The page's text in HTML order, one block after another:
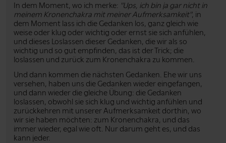
In dem Moment, wo ich merke: "Ups, ich bin ja gar nicht in
meinem Kronenchakra mit meiner Aufmerksamkeit", in
dem Moment lass ich die Gedanken los, ganz gleich wie
weise oder klug oder wichtig oder ernst sie sich anfühlen,
und dieses Loslassen dieser Gedanken, die wir als so
wichtig und so gut empfinden, das ist der Trick; die
loslassen und zurück zum Kronenchakra zu kommen.
Und dann kommen die nächsten Gedanken. Ehe wir uns
versehen, haben uns die Gedanken wieder eingefangen,
und dann wieder die gleiche Übung: die Gedanken
loslassen, obwohl sie sich klug und wichtig anfühlen und
zurückkehren mit unserer Aufmerksamkeit dorthin, wo
wir sie haben möchten: zum Kronenchakra, und das
immer wieder, egal wie oft. Nur darum geht es, und das
kann jeder.